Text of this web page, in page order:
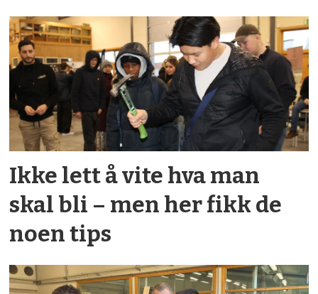
Ikke lett å vite hva man
skal bli – men her fikk de
noen tips